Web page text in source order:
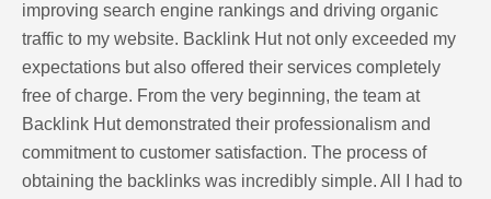
improving search engine rankings and driving organic
traffic to my website. Backlink Hut not only exceeded my
expectations but also offered their services completely
free of charge. From the very beginning, the team at
Backlink Hut demonstrated their professionalism and
commitment to customer satisfaction. The process of
obtaining the backlinks was incredibly simple. All I had to